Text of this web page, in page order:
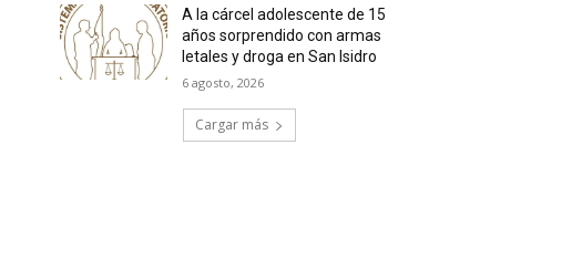
A la cárcel adolescente de 15
años sorprendido con armas
letales y droga en San Isidro
6 agosto, 2026
Cargar más